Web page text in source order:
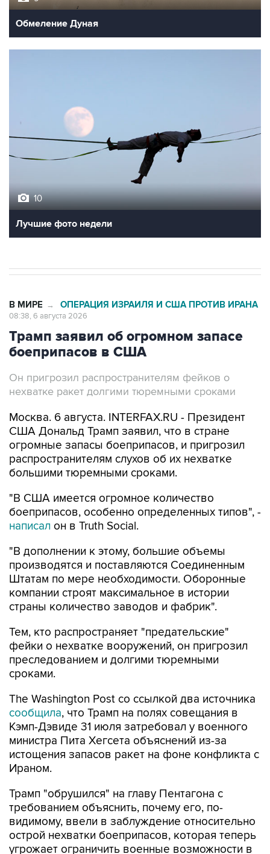
Обмеление Дуная
10
Лучшие фото недели
В МИРЕ → ОПЕРАЦИЯ ИЗРАИЛЯ И США ПРОТИВ ИРАНА
08:38, 6 августа 2026
Трамп заявил об огромном запасе
боеприпасов в США
Он пригрозил распространителям фейков о
нехватке ракет долгими тюремными сроками
Москва. 6 августа. INTERFAX.RU - Президент
США Дональд Трамп заявил, что в стране
огромные запасы боеприпасов, и пригрозил
распространителям слухов об их нехватке
большими тюремными сроками.
"В США имеется огромное количество
боеприпасов, особенно определенных типов", -
написал он в Truth Social.
"В дополнении к этому, большие объемы
производятся и поставляются Соединенным
Штатам по мере необходимости. Оборонные
компании строят максимальное в истории
страны количество заводов и фабрик".
Тем, кто распространяет "предательские"
фейки о нехватке вооружений, он пригрозил
преследованием и долгими тюремными
сроками.
The Washington Post со ссылкой два источника
сообщила, что Трамп на полях совещания в
Кэмп-Дэвиде 31 июля затребовал у военного
министра Пита Хегсета объяснений из-за
истощения запасов ракет на фоне конфликта с
Ираном.
Трамп "обрушился" на главу Пентагона с
требованием объяснить, почему его, по-
видимому, ввели в заблуждение относительно
острой нехватки боеприпасов, которая теперь
угрожает ограничить военные возможности в